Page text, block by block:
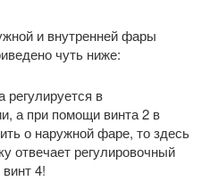
и внутренней фары
чуть ниже:
в
а при помощи винта 2 в
о наружной фаре, то здесь
отвечает регулировочный
4!